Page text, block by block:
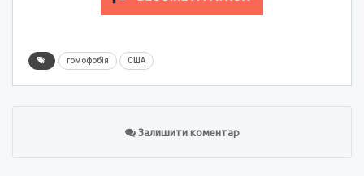
гомофобія США
Залишити коментар